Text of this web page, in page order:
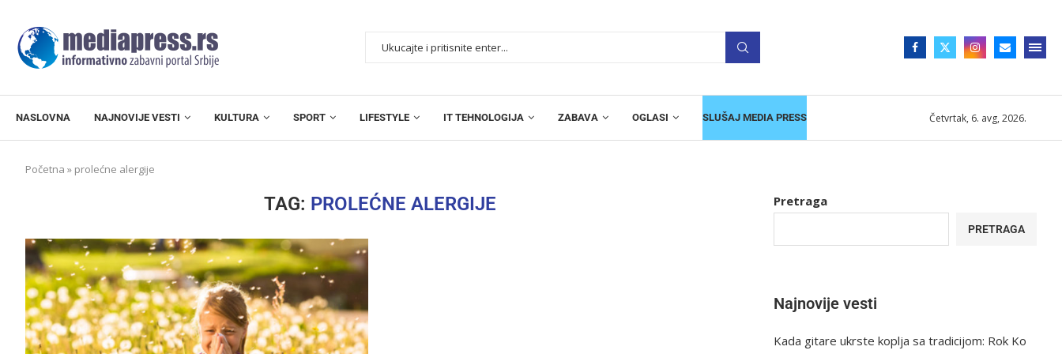
NASLOVNA NAJNOVIJE VESTI KULTURA SPORT LIFESTYLE IT TEHNOLOGIJA ZABAVA OGLASI SLUŠAJ MEDIA PRESS Četvrtak, 6. avg, 2026.
Početna » prolećne alergije
TAG: PROLEĆNE ALERGIJE Pretraga
PRETRAGA
Najnovije vesti
Kada gitare ukrste koplja sa tradicijom: Rok Ko